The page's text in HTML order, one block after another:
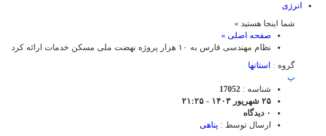
انرژی
شما اینجا هستید »
صفحه اصلی »
نظام مهندسی فارس به ۱۰ هزار پروژه نهضت ملی مسکن خدمات ارائه کرد
گروه :
استانها
پ
شناسه : 17052
۲۵ شهریور ۱۴۰۳ - ۲۱:۲۵
۰ دیدگاه
ارسال توسط : پناهی